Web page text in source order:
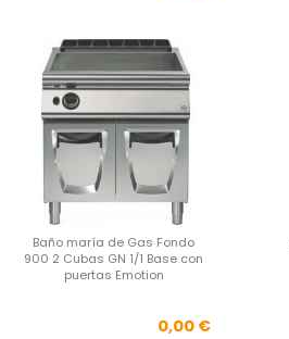
Baño maría de Gas Fondo
900 2 Cubas GN 1/1 Base con
puertas Emotion
Precio
0,00 €